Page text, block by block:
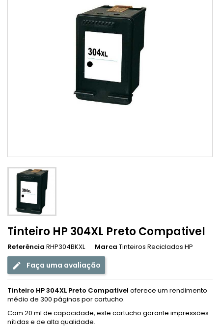
Tinteiro HP 304XL Preto Compativel
Referência RHP304BKXL Marca Tinteiros Reciclados HP
Faça uma avaliação
Tinteiro HP 304XL Preto Compativel oferece um rendimento
médio de 300 páginas por cartucho.
Com 20 ml de capacidade, este cartucho garante impressões
nítidas e de alta qualidade.